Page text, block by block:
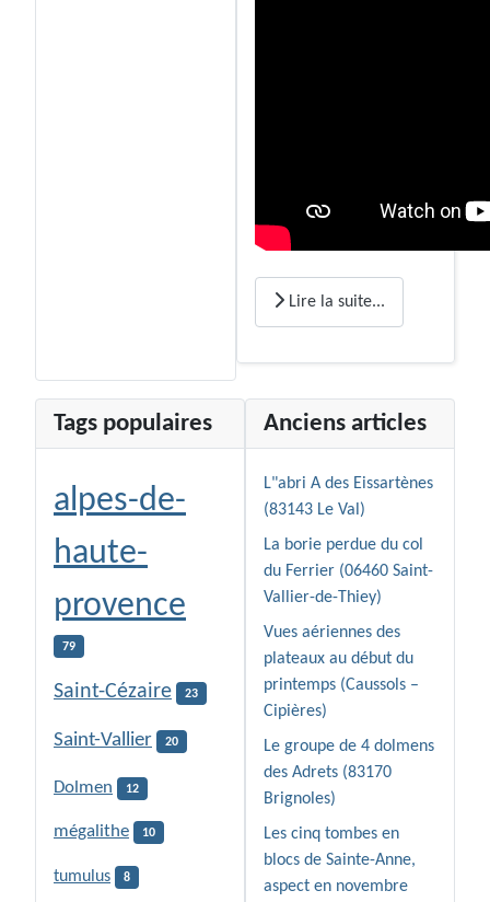
Lire la suite...
Tags populaires
alpes-de-
haute-
provence
79
Saint-Cézaire 23
Saint-Vallier 20
Dolmen 12
mégalithe 10
tumulus 8
Anciens articles
L"abri A des Eissartènes
(83143 Le Val)
La borie perdue du col
du Ferrier (06460 Saint-
Vallier-de-Thiey)
Vues aériennes des
plateaux au début du
printemps (Caussols –
Cipières)
Le groupe de 4 dolmens
des Adrets (83170
Brignoles)
Les cinq tombes en
blocs de Sainte-Anne,
aspect en novembre